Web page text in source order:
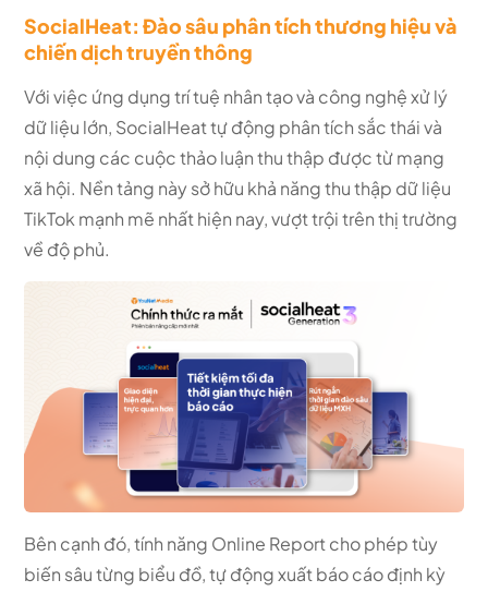
SocialHeat: Đào sâu phân tích thương hiệu và
chiến dịch truyền thông
Với việc ứng dụng trí tuệ nhân tạo và công nghệ xử lý
dữ liệu lớn, SocialHeat tự động phân tích sắc thái và
nội dung các cuộc thảo luận thu thập được từ mạng
xã hội. Nền tảng này sở hữu khả năng thu thập dữ liệu
TikTok mạnh mẽ nhất hiện nay, vượt trội trên thị trường
về độ phủ.
Bên cạnh đó, tính năng Online Report cho phép tùy
biến sâu từng biểu đồ, tự động xuất báo cáo định kỳ